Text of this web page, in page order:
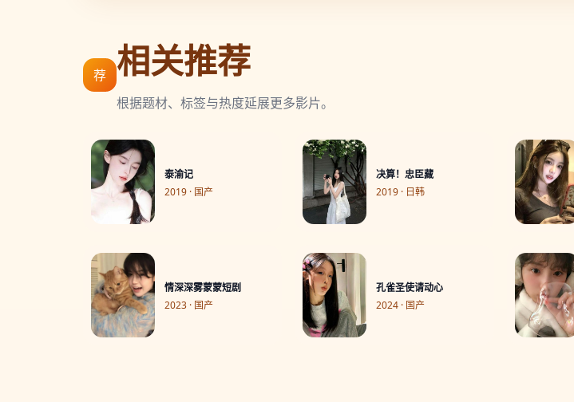
荐 相关推荐
根据题材、标签与热度延展更多影片。
泰渝记
2019 · 国产
决算！忠臣藏
2019 · 日韩
情深深雾蒙蒙短剧
2023 · 国产
孔雀圣使请动心
2024 · 国产